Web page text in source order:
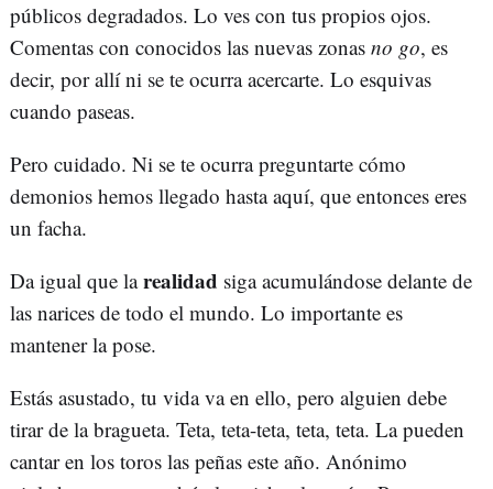
públicos degradados. Lo ves con tus propios ojos.
Comentas con conocidos las nuevas zonas no go, es
decir, por allí ni se te ocurra acercarte. Lo esquivas
cuando paseas.
Pero cuidado. Ni se te ocurra preguntarte cómo
demonios hemos llegado hasta aquí, que entonces eres
un facha.
Da igual que larealidad siga acumulándose delante de
las narices de todo el mundo. Lo importante es
mantener la pose.
Estás asustado, tu vida va en ello, pero alguien debe
tirar de la bragueta. Teta, teta-teta, teta, teta. La pueden
cantar en los toros las peñas este año. Anónimo